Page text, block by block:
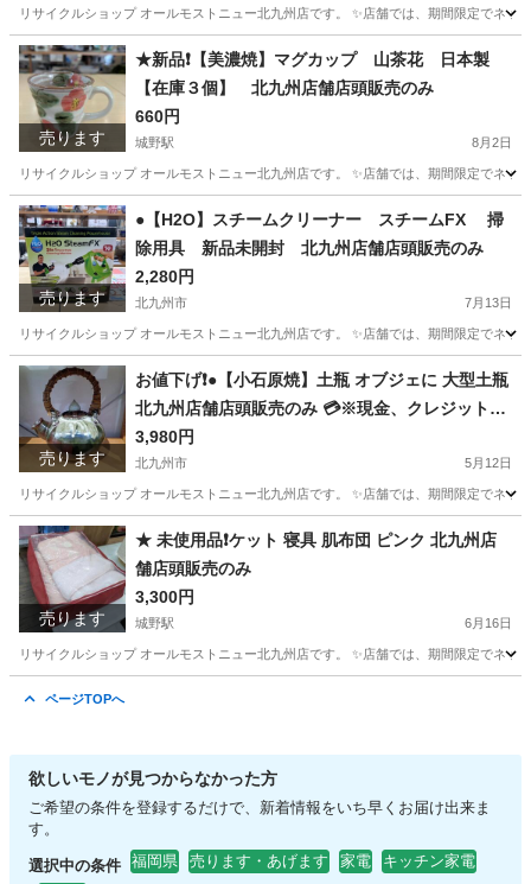
リサイクルショップ オールモストニュー北九州店です。 ✨️店舗では、期間限定でネ
福岡 北九州市 城野駅 洗濯用品 商品
売ります
★新品❗️【美濃焼】マグカップ 山茶花 日本製
【在庫３個】 北九州店舗店頭販売のみ
660円
城野駅 8月2日
リサイクルショップ オールモストニュー北九州店です。 ✨️店舗では、期間限定でネ
福岡 北九州市 城野駅 食器 商品
売ります
●【H2O】スチームクリーナー スチームFX 掃
除用具 新品未開封 北九州店舗店頭販売のみ
2,280円
北九州市 7月13日
リサイクルショップ オールモストニュー北九州店です。 ✨️店舗では、期間限定でネ
福岡 北九州市 掃除用具 商品
売ります
お値下げ❗️●【小石原焼】土瓶 オブジェに 大型土瓶
北九州店舗店頭販売のみ 💳※現金、クレジット、
スマホ決済対応※
3,980円
北九州市 5月12日
リサイクルショップ オールモストニュー北九州店です。 ✨️店舗では、期間限定でネ
福岡 北九州市 インテリア雑貨/小物 商品
売ります
★ 未使用品❗️ケット 寝具 肌布団 ピンク 北九州店
舗店頭販売のみ
3,300円
城野駅 6月16日
リサイクルショップ オールモストニュー北九州店です。 ✨️店舗では、期間限定でネ
ページTOPへ
欲しいモノが見つからなかった方
ご希望の条件を登録するだけで、新着情報をいち早くお届け出来ま
す。
選択中の条件 福岡県 売ります・あげます 家電
キッチン家電